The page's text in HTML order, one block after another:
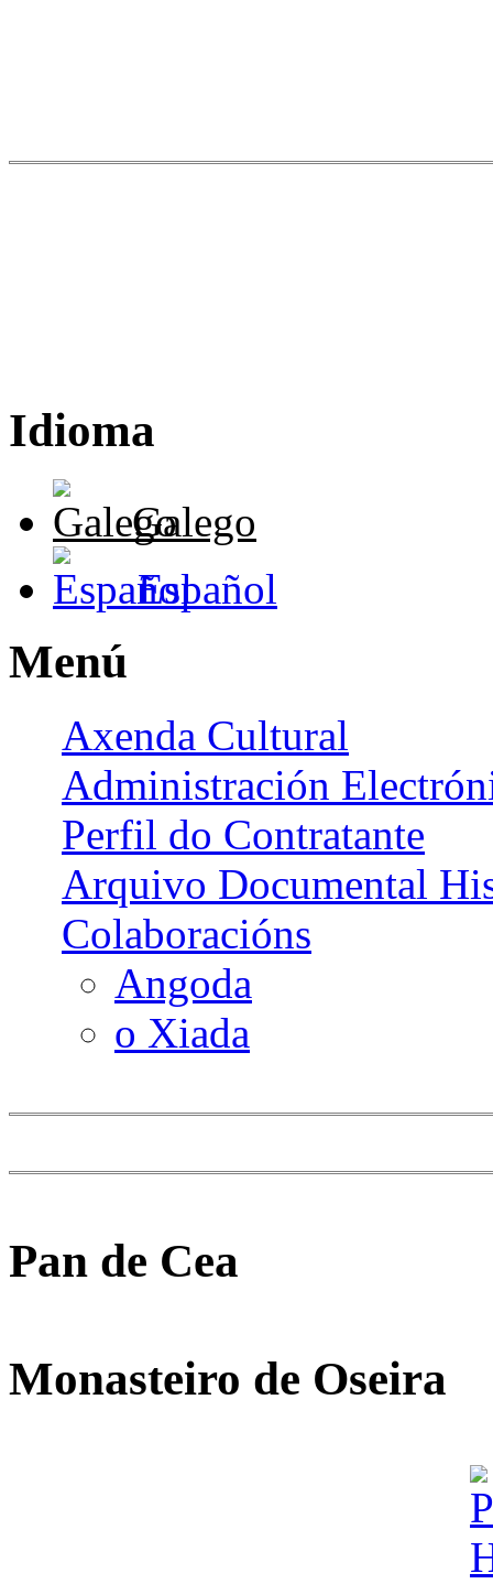
Idioma
Galego
Español
Menú
Axenda Cultural
Administración
Perfil do Contratante
Arquivo Documental
Colaboracións
Angoda
o Xiada
Pan de Cea
Monasteiro de Oseira